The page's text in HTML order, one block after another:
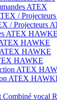
ATEX
/ Projecteurs
ATEX HAWKE
HAWKE
ATEX